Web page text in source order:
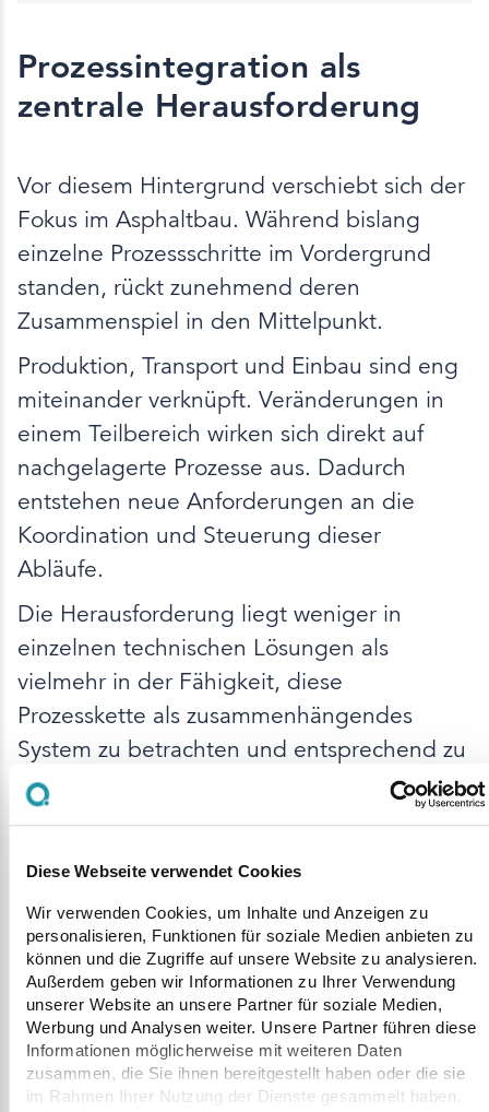
Diese Webseite verwendet Cookies
Wir verwenden Cookies, um Inhalte und Anzeigen zu
personalisieren, Funktionen für soziale Medien anbieten zu
können und die Zugriffe auf unsere Website zu analysieren.
Außerdem geben wir Informationen zu Ihrer Verwendung
unserer Website an unsere Partner für soziale Medien,
Werbung und Analysen weiter. Unsere Partner führen diese
Informationen möglicherweise mit weiteren Daten
zusammen, die Sie ihnen bereitgestellt haben oder die sie
im Rahmen Ihrer Nutzung der Dienste gesammelt haben.
Prozessintegration als
zentrale Herausforderung
Vor diesem Hintergrund verschiebt sich der
Fokus im Asphaltbau. Während bislang
einzelne Prozessschritte im Vordergrund
standen, rückt zunehmend deren
Zusammenspiel in den Mittelpunkt.
Produktion, Transport und Einbau sind eng
miteinander verknüpft. Veränderungen in
einem Teilbereich wirken sich direkt auf
nachgelagerte Prozesse aus. Dadurch
entstehen neue Anforderungen an die
Koordination und Steuerung dieser
Abläufe.
Die Herausforderung liegt weniger in
einzelnen technischen Lösungen als
vielmehr in der Fähigkeit, diese
Prozesskette als zusammenhängendes
System zu betrachten und entsprechend zu
organisieren.
betrieblicher Sicht
Für Bauunternehmen bedeutet diese
Entwicklung vor allem eine Veränderung in
der Art, wie Projekte geplant und
umgesetzt werden. Prozesse müssen
stärker aufeinander abgestimmt und